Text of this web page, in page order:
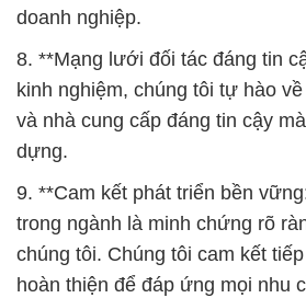
doanh nghiệp.
8. **Mạng lưới đối tác đáng tin
kinh nghiệm, chúng tôi tự hào
và nhà cung cấp đáng tin cậy
dựng.
9. **Cam kết phát triển bền
trong ngành là minh chứng rõ
chúng tôi. Chúng tôi cam kết
hoàn thiện để đáp ứng mọi nhu